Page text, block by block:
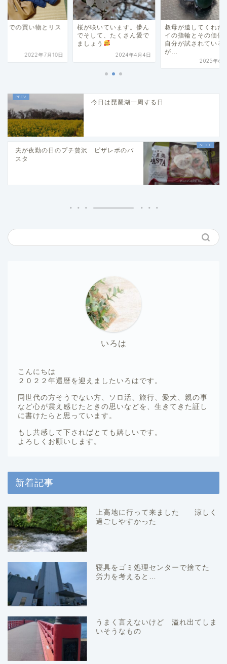
トでの買い物とリス
2022年7月10日
桜が咲いています。儚ん
でそして、たくさん愛で
ましょう
2024年4月4日
叔母が遺してくれた
イの指輪とその価値
自分が試されている
が...
2025年6
今日は琵琶湖一周する日
夫が夜勤の日のプチ贅沢 ピザレボのパ
スタ
いろは
こんにちは
２０２２年還暦を迎えましたいろはです。
同世代の方そうでない方、ソロ活、旅行、愛犬、親の事
など心が震え感じたときの思いなどを、生きてきた証し
に書けたらと思っています。
もし共感して下さればとても嬉しいです。
よろしくお願いします。
新着記事
上高地に行って来ました 涼しく
過ごしやすかった
寝具をゴミ処理センターで捨てた
労力を考えると…
うまく言えないけど 溢れ出てしま
いそうなもの